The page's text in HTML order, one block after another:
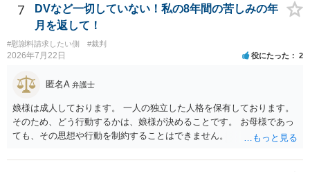
明確にいえないような案件において開示がなされる可能性も低いので
はないかと推察します。
7
DVなど一切していない！私の8年間の苦しみの年
月を返して！
#慰謝料請求したい側 #裁判
2026年7月22日 役にたった 2
匿名A 弁護士
娘様は成人しております。 一人の独立した人格を保有しております。
そのため、どう行動するかは、娘様が決めることです。 お母様であっ
ても、その思想や行動を制約することはできません。